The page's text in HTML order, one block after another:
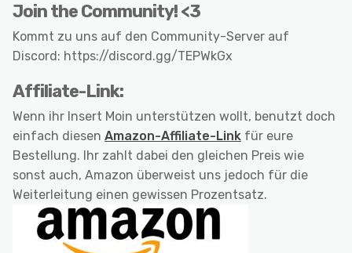
Join the Community! <3
Kommt zu uns auf den Community-Server auf
Discord: https://discord.gg/TEPWkGx
Affiliate-Link:
Wenn ihr Insert Moin unterstützen wollt, benutzt doch
einfach diesen Amazon-Affiliate-Link für eure
Bestellung. Ihr zahlt dabei den gleichen Preis wie
sonst auch, Amazon überweist uns jedoch für die
Weiterleitung einen gewissen Prozentsatz.